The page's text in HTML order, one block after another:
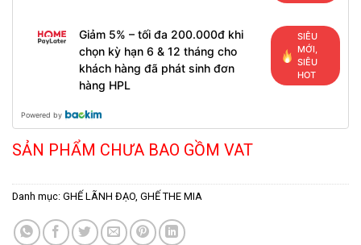
Giảm 5% – tối đa 200.000đ khi
chọn kỳ hạn 6 & 12 tháng cho
khách hàng đã phát sinh đơn
hàng HPL
SIÊU
MỚI,
SIÊU
HOT
Powered by
SẢN PHẨM CHƯA BAO GỒM VAT
Danh mục: GHẾ LÃNH ĐẠO, GHẾ THE MIA